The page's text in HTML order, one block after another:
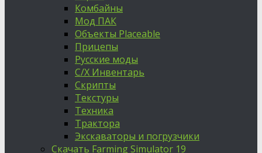
Комбайны
Мод ПАК
Объекты Placeable
Прицепы
Русские моды
С/Х Инвентарь
Скрипты
Текстуры
Техника
Трактора
Экскаваторы и погрузчики
Скачать Farming Simulator 19